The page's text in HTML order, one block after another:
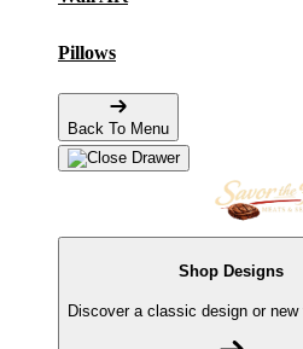
Pillows
Back To Menu
Shop Designs
Discover a classic design or